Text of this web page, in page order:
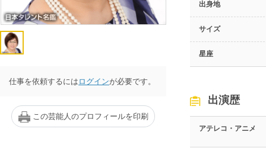
仕事を依頼するには ログインが必要です。
この芸能人のプロフィールを印刷
出身地
サイズ
星座
出演歴
アテレコ・アニメ